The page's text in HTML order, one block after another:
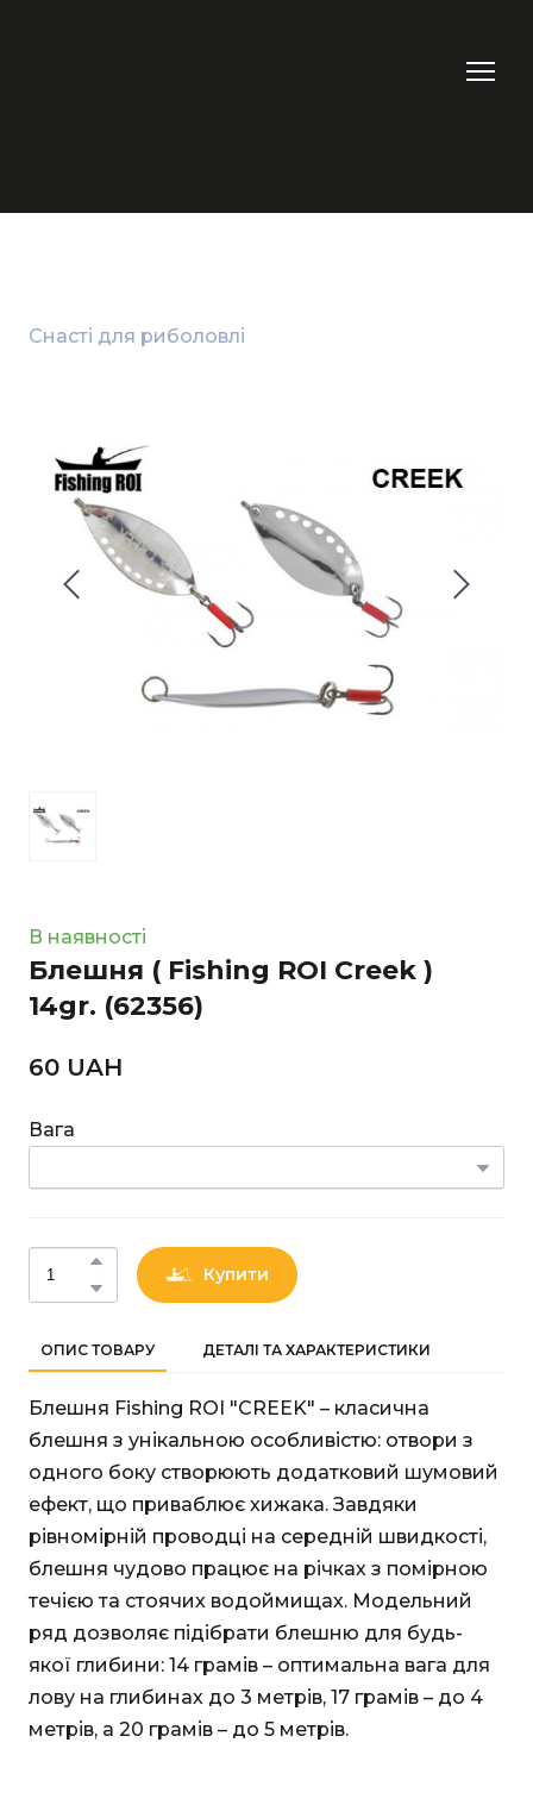
Снасті для риболовлі
В наявності
Блешня ( Fishing ROI Creek )
14gr. (62356)
60 UAН
Вага
Купити
ОПИС ТОВАРУ ДЕТАЛІ ТА ХАРАКТЕРИСТИКИ
Блешня Fishing ROI "CREEK" – класична
блешня з унікальною особливістю: отвори з
одного боку створюють додатковий шумовий
ефект, що приваблює хижака. Завдяки
рівномірній проводці на середній швидкості,
блешня чудово працює на річках з помірною
течією та стоячих водоймищах. Модельний
ряд дозволяє підібрати блешню для будь-
якої глибини: 14 грамів – оптимальна вага для
лову на глибинах до 3 метрів, 17 грамів – до 4
метрів, а 20 грамів – до 5 метрів.